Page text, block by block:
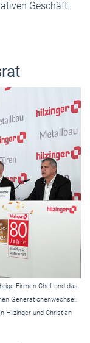
Geschäft
Firmen-Chef und das
Generationenwechsel.
Hilzinger und Christian